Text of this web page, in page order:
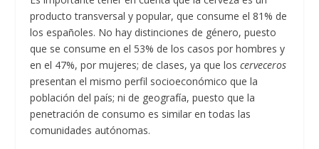
producto transversal y popular, que consume el 81% de
los españoles. No hay distinciones de género, puesto
que se consume en el 53% de los casos por hombres y
en el 47%, por mujeres; de clases, ya que loscerveceros
presentan el mismo perfil socioeconómico que la
población del país; ni de geografía, puesto que la
penetración de consumo es similar en todas las
comunidades autónomas.